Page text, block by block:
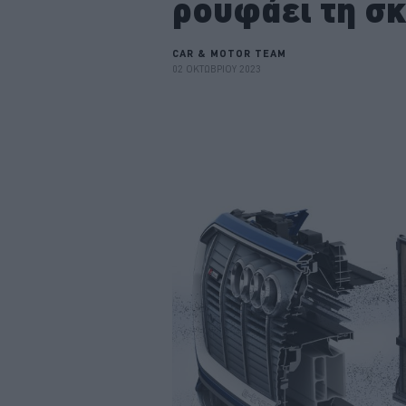
ρουφάει τη
CAR & MOTOR TEAM
02 ΟΚΤΩΒΡΙΟΥ 2023